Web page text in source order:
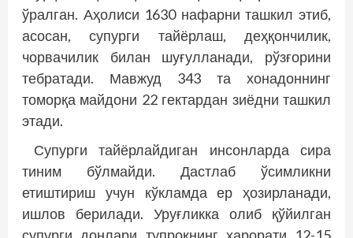
ўралган. Аҳолиси 1630 нафарни ташкил этиб,
асосан, супурги тайёрлаш, деҳқончилик,
чорвачилик билан шуғулланади, рўзғорини
тебратади. Мавжуд 343 та хонадоннинг
томорқа майдони 22 гектардан зиёдни ташкил
этади.
Супурги тайёрлайдиган инсонларда сира
тиним бўлмайди. Дастлаб ўсимликни
етиштириш учун кўкламда ер ҳозирланади,
ишлов берилади. Уруғликка олиб қўйилган